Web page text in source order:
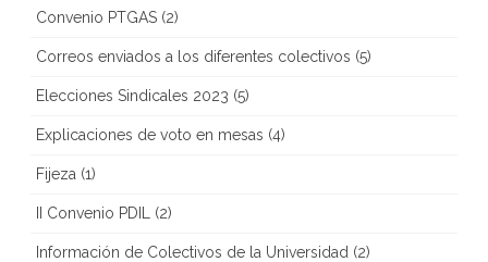
Convenio PTGAS (2)
Correos enviados a los diferentes colectivos (5)
Elecciones Sindicales 2023 (5)
Explicaciones de voto en mesas (4)
Fijeza (1)
II Convenio PDIL (2)
Información de Colectivos de la Universidad (2)